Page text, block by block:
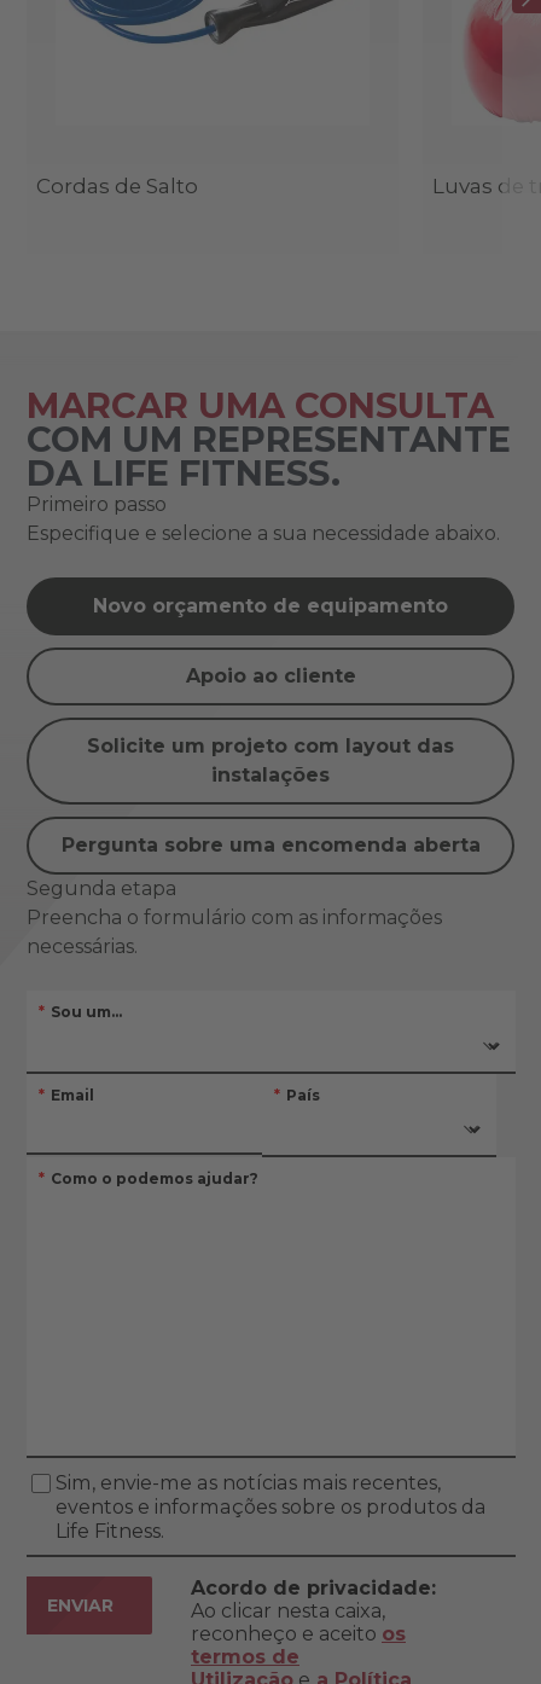
Cordas de Salto Luvas de
MARCAR UMA CONSULTA
COM UM REPRESENTANTE
DA LIFE FITNESS.
Primeiro passo
Especifique e selecione a sua necessidade abaixo.
Novo orçamento de equipamento
Apoio ao cliente
Solicite um projeto com layout das
instalações
Pergunta sobre uma encomenda aberta
Segunda etapa
Preencha o formulário com as informações
necessárias.